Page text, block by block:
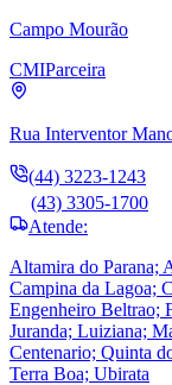
Campo Mourão
CMIParceira
Rua Interventor
(44) 3223-1243
(43) 3305-1700
Atende:
Altamira do Parana;
Campina da Lagoa;
Engenheiro Beltrao;
Juranda; Luiziana;
Centenario; Quinta
Terra Boa; Ubirata